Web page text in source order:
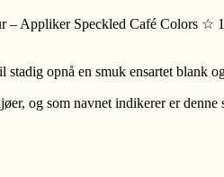
– Appliker Speckled Café Colors ☆
opnå en smuk ensartet blank
og som navnet indikerer er denne